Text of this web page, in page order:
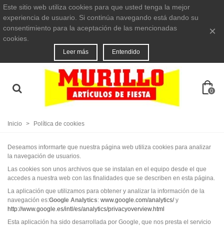
Este sitio web utiliza cookies para que usted tenga la mejor
experiencia de usuario. Si continúa navegando está dando su
consentimiento para la aceptación de las mencionadas
cookies.
Leer más Entendido
×
0
Inicio > Política de cookies
Deseamos informarte que nuestra página web utiliza cookies para analizar
la navegación de usuarios.
Las cookies son unos archivos que se instalan en el equipo desde el que
accedes a nuestra web con las finalidades que se describen en esta página.
La aplicación que utilizamos para obtener y analizar la información de la
navegación es:Google Analytics: www.google.com/analytics/y
http://www.google.es/intl/es/analytics/privacyoverview.html
Esta aplicación ha sido desarrollada por Google, que nos presta el servicio